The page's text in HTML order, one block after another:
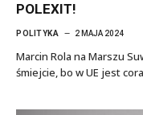
POLEXIT!
POLITYKA 2 MAJA 2024
Marcin Rola na Marszu
śmiejcie, bo w UE jest